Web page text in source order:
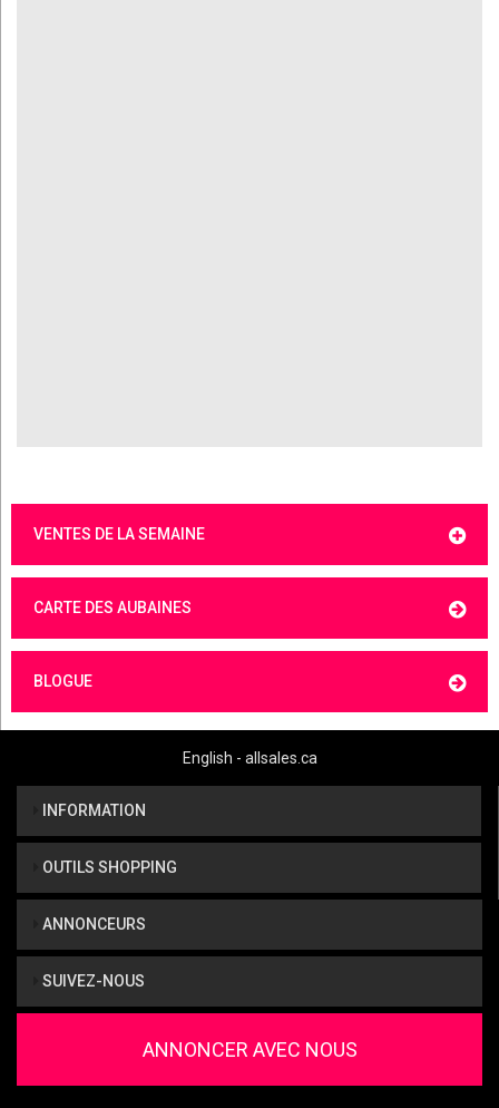
VENTES DE LA SEMAINE
CARTE DES AUBAINES
BLOGUE
English - allsales.ca
INFORMATION
OUTILS SHOPPING
ANNONCEURS
SUIVEZ-NOUS
ANNONCER AVEC NOUS